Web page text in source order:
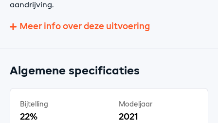
aandrijving.
Meer info over deze uitvoering
Algemene specificaties
Bijtelling
22%
Modeljaar
2021